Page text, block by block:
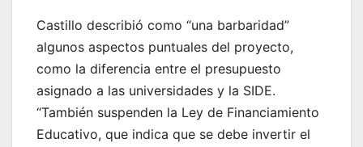
Castillo describió como “una barbaridad”
algunos aspectos puntuales del proyecto,
como la diferencia entre el presupuesto
asignado a las universidades y la SIDE.
“También suspenden la Ley de Financiamiento
Educativo, que indica que se debe invertir el